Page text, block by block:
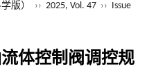
版） ›› 2025, Vol. 47 ›› Issue
体控制阀调控规